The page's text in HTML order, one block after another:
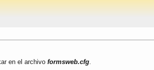
en el archivo formsweb.cfg.